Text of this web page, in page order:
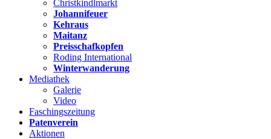
Christkindlmarkt
Johannifeuer
Kehraus
Maitanz
Preisschafkopfen
Roding International
Winterwanderung
Mediathek
Galerie
Video
Faschingszeitung
Patenverein
Aktionen